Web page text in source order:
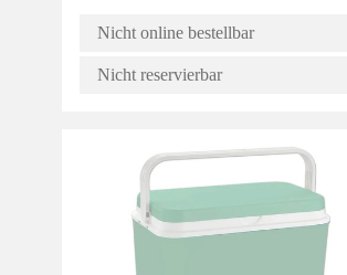
Nicht online bestellbar
Nicht reservierbar